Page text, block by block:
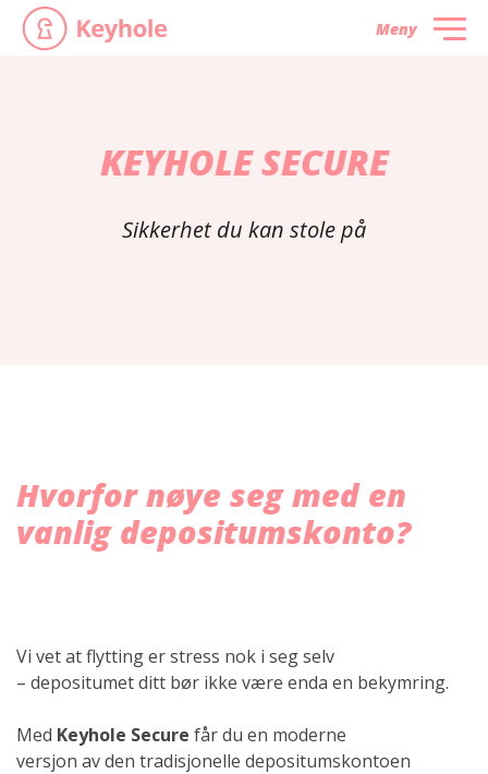
Meny
KEYHOLE SECURE
Sikkerhet du kan stole på
Hvorfor nøye seg med en
vanlig depositumskonto?
Vi vet at flytting er stress nok i seg selv
– depositumet ditt bør ikke være enda en bekymring.
Med Keyhole Secure får du en moderne
versjon av den tradisjonelle depositumskontoen